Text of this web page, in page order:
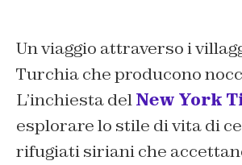
Un viaggio attraverso i
Turchia che producono
L’inchiesta delNew York
esplorare lo stile di vita di
rifugiati siriani che